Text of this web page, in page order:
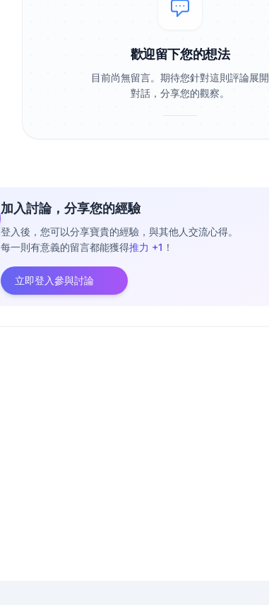
歡迎留下您的想法
目前尚無留言。期待您針對這則評論展開
對話，分享您的觀察。
加入討論，分享您的經驗
登入後，您可以分享寶貴的經驗，與其他人交流心得。
每一則有意義的留言都能獲得推力 +1 ！
立即登入參與討論